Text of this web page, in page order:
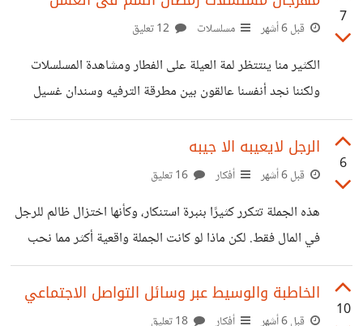
الخروج للشراء المتطلبات من السوبرماركت ، على الرغم أن
ويتناسى الوالدين أن الابن الكبير هو أيضا طفل ولديه حقوقه
كطفل يريد أن يستمتع بوقته فى المدرسة أو النادى
7
قبل 6 أشهر مسلسلات
الكثير منا ينتتظر لمة العيلة على الفطار ومشاهدة المسلسلات
ولكننا نجد أنفسنا عالقون بين مطرقة الترفيه وسندان غسيل
الأفكار، فريق يرى فيها مرآة للمجتمع وفريق يراها أفكار هدم
للقيم والترابط الأسري تحت غطاء الفن. الحقيقة أننا نبتلع رسائل
مبطنة عن العنف والخيانة ونماذج لاتشبه مجتمعنا بقدر كبير
يتكرر نموذج البلطجي الوسيم أو الخائن الذكي في عشرة
مسلسلات متزامنة، يبدأ عقلك الباطن في تحويل الشاذ إلى
مألوف في العام الماضي، لاحظت
6
الرجل لايعيبه الا جيبه
قبل 6 أشهر أفكار
هذه الجملة تتكرر كثيرًا بنبرة استنكار، وكأنها اختزال ظالم للرجل
في المال فقط. لكن ماذا لو كانت الجملة واقعية أكثر مما نحب
الاعتراف به؟في عالم العلاقات والزواج تحديدًا، كم مرة سمعنا
عبارات مثل هو شخص محترم جدًا لكن ظروفه المادية صعبة
،شاب ممتاز خلقا لكن مستقبله غير واضح ،نخشى أن تتعب معه
10
الخاطبة والوسيط عبر وسائل التواصل الاجتماعي